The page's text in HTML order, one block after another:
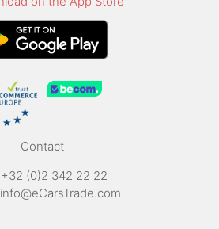
Contact
+32 (0)2 342 22 22
info@eCarsTrade.com